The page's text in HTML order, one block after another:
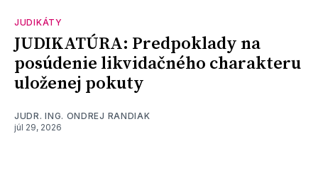
JUDIKÁTY
JUDIKATÚRA: Predpoklady na
posúdenie likvidačného charakteru
uloženej pokuty
JUDR. ING. ONDREJ RANDIAK
júl 29, 2026